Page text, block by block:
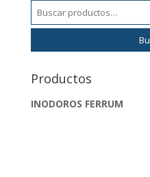
Buscar
por:
Productos
INODOROS FERRUM